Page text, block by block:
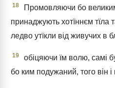
18
Промовляючи бо
принаджують хотїннєм тїла
ледво утїкли від живучих в
19
обіцяючи їм волю, самі
бо ким подужаний, того він